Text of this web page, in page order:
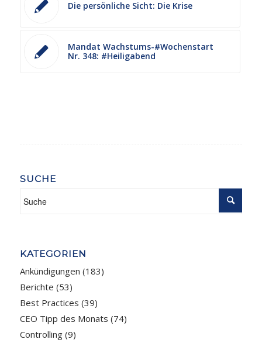
Die persönliche Sicht: Die Krise
Mandat Wachstums-#Wochenstart
Nr. 348: #Heiligabend
SUCHE
KATEGORIEN
Ankündigungen (183)
Berichte (53)
Best Practices (39)
CEO Tipp des Monats (74)
Controlling(9)